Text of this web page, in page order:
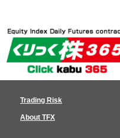
Trading Risk
About TFX